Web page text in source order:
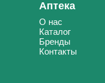
Аптека
О нас
Каталог
Бренды
Контакты